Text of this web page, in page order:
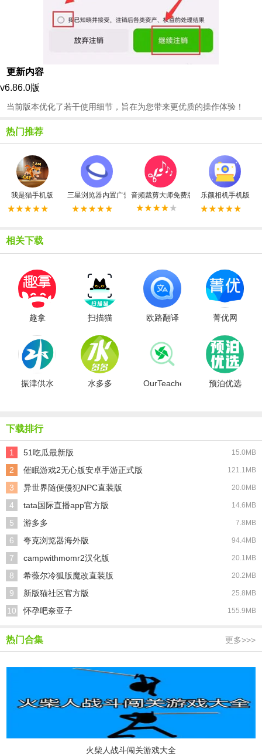
更新内容
v6.86.0版
当前版本优化了若干使用细节，旨在为您带来更优质的操作体验！
热门推荐
我是猫手机版 三星浏览器内置广告拦截器最新版
音频裁剪大师免费版 乐颜相机手机版
相关下载
趣拿 扫描猫 欧路翻译 菁优网
振津供水 水多多 OurTeacher 预泊优选
下载排行
1 51吃瓜最新版 15.0MB
2 催眠游戏2无心版安卓手游正式版 121.1MB
3 异世界随便侵犯NPC直装版 20.0MB
4 tata国际直播app官方版 14.6MB
5 游多多 7.8MB
6 夸克浏览器海外版 94.4MB
7 campwithmomr2汉化版 20.1MB
8 希薇尔冷狐版魔改直装版 20.2MB
9 新版猫社区官方版 25.8MB
10 怀孕吧奈亚子 155.9MB
热门合集 更多>>>
火柴人战斗闯关游戏大全